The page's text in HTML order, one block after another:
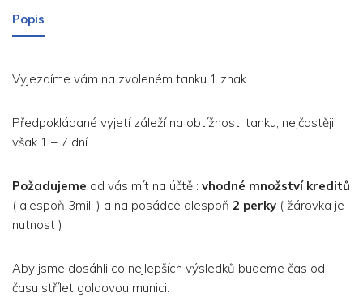
Popis
Vyjezdíme vám na zvoleném tanku 1 znak.
Předpokládané vyjetí záleží na obtížnosti tanku, nejčastěji
však 1 – 7 dní.
Požadujeme od vás mít na účtě : vhodné množství kreditů
( alespoň 3mil. ) a na posádce alespoň 2 perky ( žárovka je
nutnost )
Aby jsme dosáhli co nejlepších výsledků budeme čas od
času střílet goldovou munici.